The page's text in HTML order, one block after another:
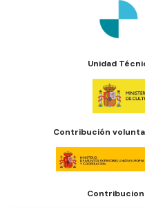
Unidad
Contribución